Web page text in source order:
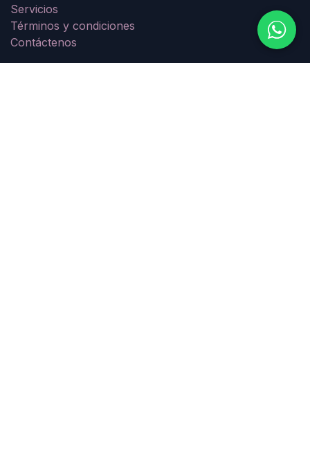
Servicios
Términos y condiciones
Contáctenos